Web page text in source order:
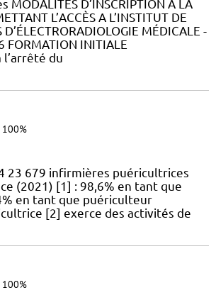
MODALITÉS D’INSCRIPTION A LA
L’ACCÈS A L’INSTITUT DE
MÉDICALE -
INITIALE
du
100%
23 679 infirmières puéricultrices
(2021) [1] : 98,6% en tant que
en tant que puériculteur
[2] exerce des activités de
100%